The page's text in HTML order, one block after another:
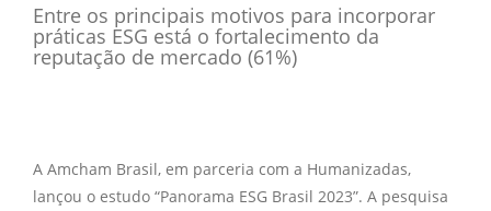
Entre os principais motivos para incorporar
práticas ESG está o fortalecimento da
reputação de mercado (61%)
A Amcham Brasil, em parceria com a Humanizadas,
lançou o estudo “Panorama ESG Brasil 2023”. A pesquisa